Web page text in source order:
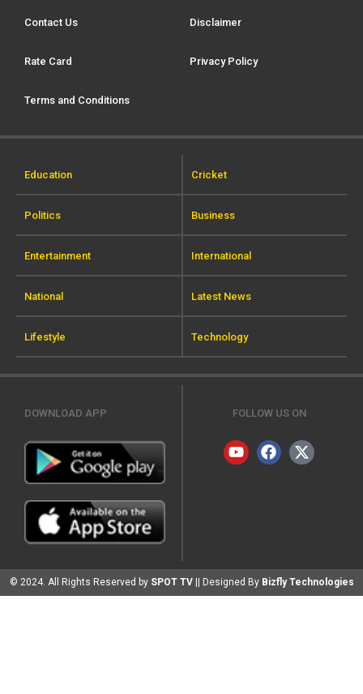
Contact Us Disclaimer
Rate Card Privacy Policy
Terms and Conditions
Education Cricket
Politics Business
Entertainment International
National Latest News
Lifestyle Technology
DOWNLOAD APP FOLLOW US ON
© 2024. All Rights Reserved by SPOT TV || Designed By Bizfly Technologies